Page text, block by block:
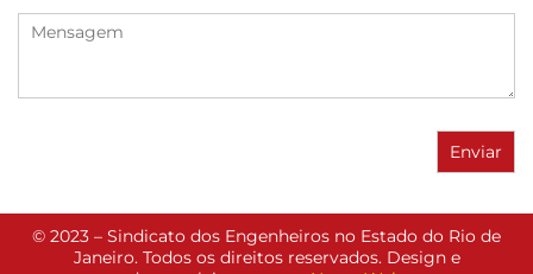
© 2023 – Sindicato dos Engenheiros no Estado do Rio de
Janeiro. Todos os direitos reservados. Design e